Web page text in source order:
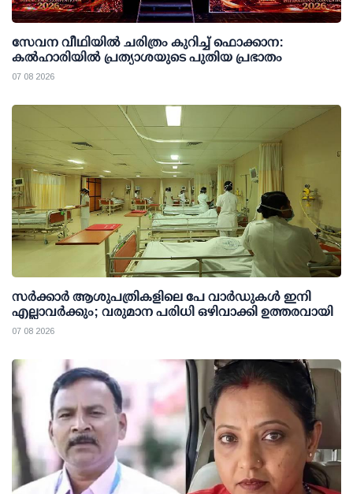
സേവന വീഥിയില്‍ ചരിത്രം കുറിച്ച് ഫൊക്കാന:
കല്‍ഹാരിയില്‍ പ്രത്യാശയുടെ പുതിയ പ്രഭാതം
07 08 2026
സര്‍ക്കാര്‍ ആശുപത്രികളിലെ പേ വാര്‍ഡുകള്‍ ഇനി
എല്ലാവര്‍ക്കും; വരുമാന പരിധി ഒഴിവാക്കി ഉത്തരവായി
07 08 2026